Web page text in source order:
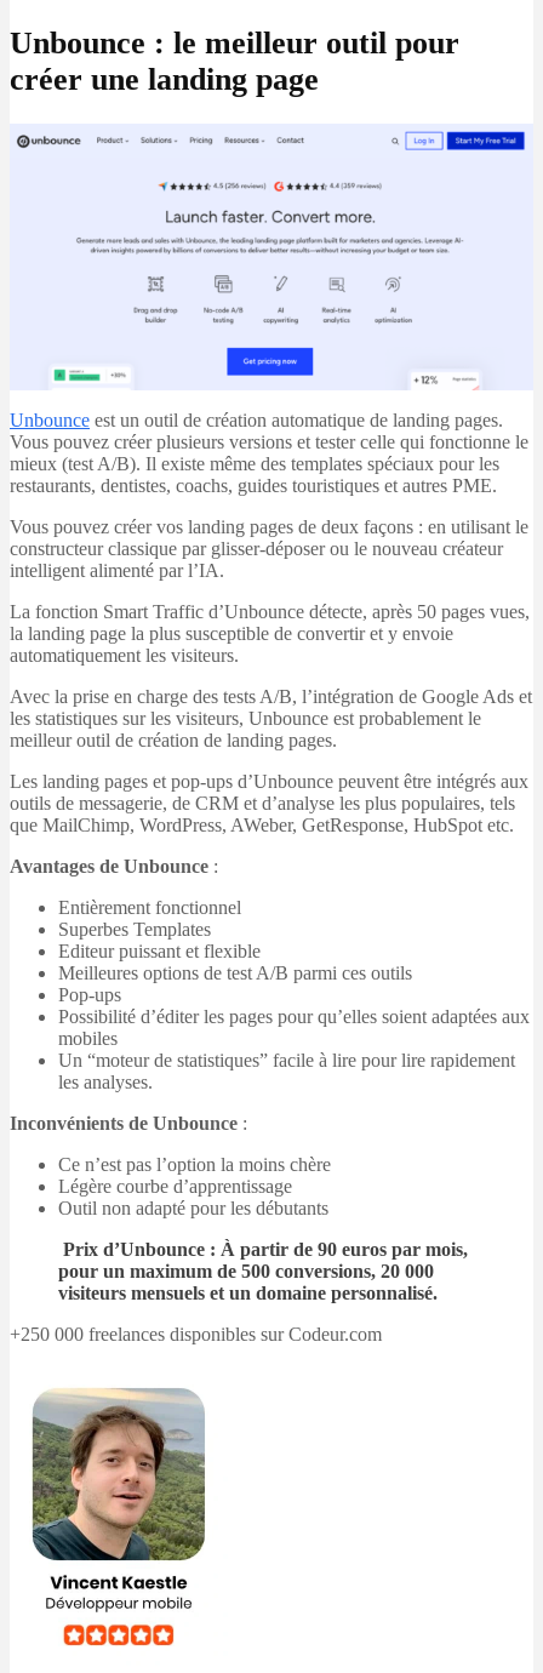
Unbounce : le meilleur outil pour
créer une landing page
Unbounce est un outil de création automatique de landing pages.
Vous pouvez créer plusieurs versions et tester celle qui fonctionne le
mieux (test A/B). Il existe même des templates spéciaux pour les
restaurants, dentistes, coachs, guides touristiques et autres PME.
Vous pouvez créer vos landing pages de deux façons : en utilisant le
constructeur classique par glisser-déposer ou le nouveau créateur
intelligent alimenté par l’IA.
La fonction Smart Traffic d’Unbounce détecte, après 50 pages vues,
la landing page la plus susceptible de convertir et y envoie
automatiquement les visiteurs.
Avec la prise en charge des tests A/B, l’intégration de Google Ads et
les statistiques sur les visiteurs, Unbounce est probablement le
meilleur outil de création de landing pages.
Les landing pages et pop-ups d’Unbounce peuvent être intégrés aux
outils de messagerie, de CRM et d’analyse les plus populaires, tels
que MailChimp, WordPress, AWeber, GetResponse, HubSpot etc.
Avantages de Unbounce :
Entièrement fonctionnel
Superbes Templates
Editeur puissant et flexible
Meilleures options de test A/B parmi ces outils
Pop-ups
Possibilité d’éditer les pages pour qu’elles soient adaptées aux
mobiles
Un “moteur de statistiques” facile à lire pour lire rapidement
les analyses.
Inconvénients de Unbounce :
Ce n’est pas l’option la moins chère
Légère courbe d’apprentissage
Outil non adapté pour les débutants
Prix d’Unbounce : À partir de 90 euros par mois,
pour un maximum de 500 conversions, 20 000
visiteurs mensuels et un domaine personnalisé.
+250 000 freelances disponibles sur Codeur.com